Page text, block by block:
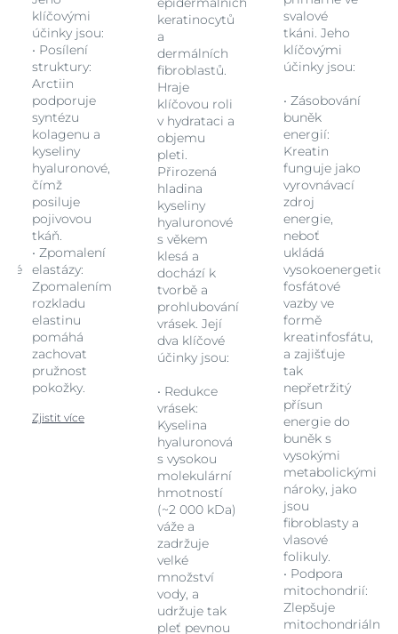
klíčovými
účinky jsou:
• Posílení
struktury:
Arctiin
podporuje
syntézu
kolagenu a
kyseliny
hyaluronové,
čímž
posiluje
pojivovou
tkáň.
• Zpomalení
elastázy:
Zpomalením
rozkladu
elastinu
pomáhá
zachovat
pružnost
pokožky.
Zjistit více
keratinocytů
a
dermálních
fibroblastů.
Hraje
klíčovou roli
v hydrataci a
objemu
pleti.
Přirozená
hladina
kyseliny
hyaluronové
s věkem
klesá a
dochází k
tvorbě a
prohlubování
vrásek. Její
dva klíčové
účinky jsou:
• Redukce
vrásek:
Kyselina
hyaluronová
s vysokou
molekulární
hmotností
(~2 000 kDa)
váže a
zadržuje
velké
množství
vody, a
udržuje tak
pleť pevnou
svalové
tkáni. Jeho
klíčovými
účinky jsou:
• Zásobování
buněk
energií:
Kreatin
funguje jako
vyrovnávací
zdroj
energie,
neboť
ukládá
vysokoenergetické
fosfátové
vazby ve
formě
kreatinfosfátu,
a zajišťuje
tak
nepřetržitý
přísun
energie do
buněk s
vysokými
metabolickými
nároky, jako
jsou
fibroblasty a
vlasové
folikuly.
• Podpora
mitochondrií:
Zlepšuje
mitochondriální